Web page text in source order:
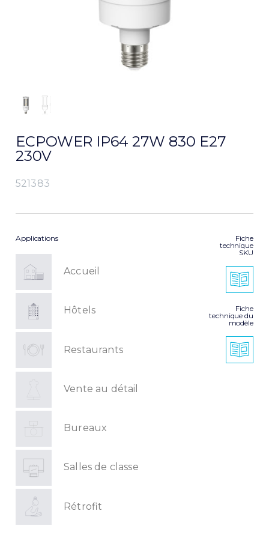
ECPOWER IP64 27W 830 E27
230V
521383
Applications
Accueil
Hôtels
Restaurants
Vente au détail
Bureaux
Salles de classe
Rétrofit
Fiche
technique
SKU
Fiche
technique du
modèle